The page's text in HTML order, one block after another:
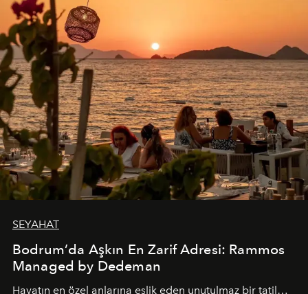
SEYAHAT
Bodrum’da Aşkın En Zarif Adresi: Rammos
Managed by Dedeman
Hayatın en özel anlarına eşlik eden unutulmaz bir tatil…